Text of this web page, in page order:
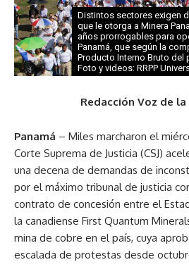
Distintos sectores exigen
que le otorga a Minera
años prorrogables para
Panamá, que según la
Producto Interno Bruto del
Foto y videos: RRPP
Redacción Voz de
Panamá – Miles marcharon el
Corte Suprema de Justicia (CSJ)
una decena de demandas de
por el máximo tribunal de justicia
contrato de concesión entre el
la canadiense First Quantum
mina de cobre en el país, cuya
escalada de protestas desde